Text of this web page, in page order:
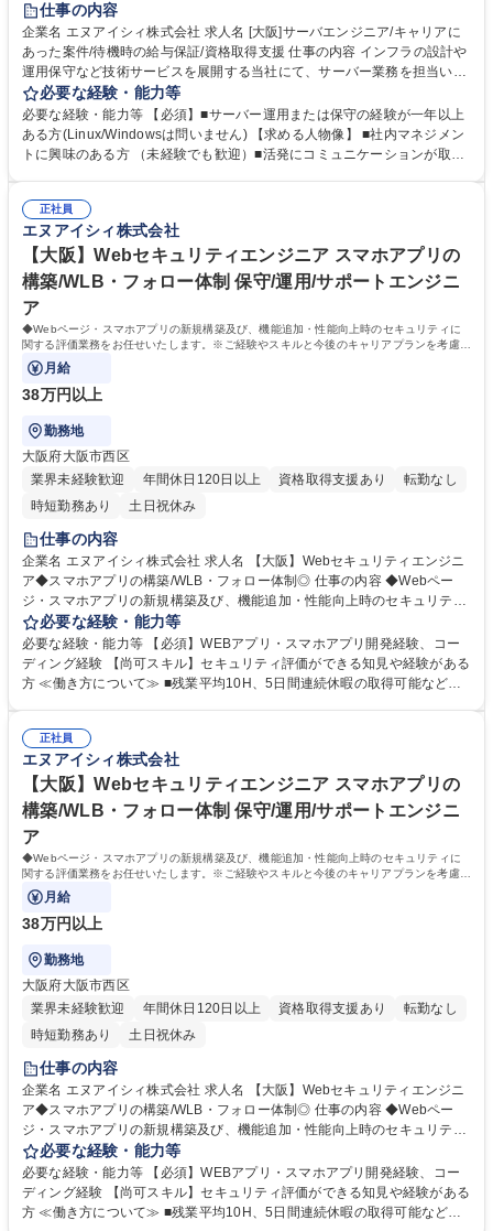
仕事の内容
企業名 エヌアイシィ株式会社 求人名 [大阪]サーバエンジニア/キャリアに
あった案件/待機時の給与保証/資格取得支援 仕事の内容 インフラの設計や
運用保守など技術サービスを展開する当社にて、サーバー業務を担当いた
だきます！Linuxやクラウドを軸とするインフラ運用保守をお任せしま
す。多様な案件から経験に合うものへアサインし、将来 的な設計構築への
ステップアップも全面的にバックアップします。 ■通信キャリア向けデー
タ管理基盤の保守 ■医療機器メーカー向けクラウド基盤維持 ■官公庁情報
キャリアを築けます。資格手当等の福利厚生も充実し着実な成長が可能で
す。 募集職種 [大阪]サーバエンジニア/キャリアにあった案件/待機時の給
与保証/資格取得支援
必要な経験・能力等
必要な経験・能力等 【必須】■サーバー運用または保守の経験が一年以上
ある方(Linux/Windowsは問いません) 【求める人物像】 ■社内マネジメン
トに興味のある方 （未経験でも歓迎）■活発にコミュニケーションが取れ
治体が使用するガバメントクラウド構築（AWS） ■大学で研究を行うため
に使用するインフラ環境構築（AWS, Azure） ■業務システムをオンプレ
環境からクラウド環境へ移行（Linux,AWS） ■通信会社で使用されている
業務アプリのインフラ運用保守（Linux） 学歴・資格 学歴：大学院 大学
高専 短大 専修学校 高校 語学力： 資格：
正社員
エヌアイシィ株式会社
【大阪】Webセキュリティエンジニア スマホアプリの
構築/WLB・フォロー体制 保守/運用/サポートエンジニ
ア
◆Webページ・スマホアプリの新規構築及び、機能追加・性能向上時のセキュリティに
関する評価業務をお任せいたします。※ご経験やスキルと今後のキャリアプランを考慮
し、スキルに応じた業務をアサイン致します。
月給
38万円以上
勤務地
大阪府大阪市西区
業界未経験歓迎
年間休日120日以上 資格取得支援あり
転勤なし
時短勤務あり
土日祝休み
仕事の内容
企業名 エヌアイシィ株式会社 求人名 【大阪】Webセキュリティエンジニ
ア◆スマホアプリの構築/WLB・フォロー体制◎ 仕事の内容 ◆Webペー
ジ・スマホアプリの新規構築及び、機能追加・性能向上時のセキュリティ
に関する評価業務をお任せいたします。※ご経験やスキルと今後のキャリ
アプランを考慮し、スキルに応じた業務をアサイン致します。 【具体的な
業務内容】 ◆セキュリティルール（既存フレームワーク）をベースにWE
Bシステム（主に顧客向けWEB）のセキュリティに関する評価 ◆サイバー
bセキュリティエンジニア◆スマホアプリの構築/WLB・フォロー体制◎
必要な経験・能力等
必要な経験・能力等 【必須】WEBアプリ・スマホアプリ開発経験、コー
ディング経験 【尚可スキル】セキュリティ評価ができる知見や経験がある
方 ≪働き方について≫ ■残業平均10H、5日間連続休暇の取得可能などエ
コミュニケーションの一貫として週に1回、仕事状況の確認や課題相談の
ミーティングを実施しており、入社後も不安なく仕事ができる環境作りを
整えています！ 学歴・資格 学歴：大学院 大学 高専 専修学校 語学力： 資
格：
正社員
エヌアイシィ株式会社
【大阪】Webセキュリティエンジニア スマホアプリの
構築/WLB・フォロー体制 保守/運用/サポートエンジニ
ア
◆Webページ・スマホアプリの新規構築及び、機能追加・性能向上時のセキュリティに
関する評価業務をお任せいたします。※ご経験やスキルと今後のキャリアプランを考慮
し、スキルに応じた業務をアサイン致します。
月給
38万円以上
勤務地
大阪府大阪市西区
業界未経験歓迎
年間休日120日以上 資格取得支援あり
転勤なし
時短勤務あり
土日祝休み
仕事の内容
企業名 エヌアイシィ株式会社 求人名 【大阪】Webセキュリティエンジニ
ア◆スマホアプリの構築/WLB・フォロー体制◎ 仕事の内容 ◆Webペー
ジ・スマホアプリの新規構築及び、機能追加・性能向上時のセキュリティ
に関する評価業務をお任せいたします。※ご経験やスキルと今後のキャリ
アプランを考慮し、スキルに応じた業務をアサイン致します。 【具体的な
業務内容】 ◆セキュリティルール（既存フレームワーク）をベースにWE
Bシステム（主に顧客向けWEB）のセキュリティに関する評価 ◆サイバー
必要な経験・能力等
必要な経験・能力等 【必須】WEBアプリ・スマホアプリ開発経験、コー
ディング経験 【尚可スキル】セキュリティ評価ができる知見や経験がある
方 ≪働き方について≫ ■残業平均10H、5日間連続休暇の取得可能などエ